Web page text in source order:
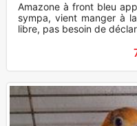
Amazone à front bleu
sympa, vient manger à
libre, pas besoin de